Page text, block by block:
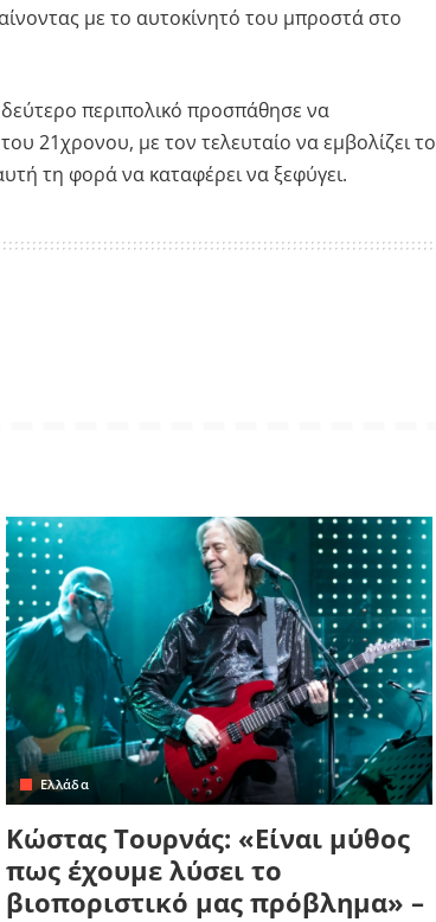
με το αυτοκίνητό του μπροστά στο
περιπολικό προσπάθησε να
21χρονου, με τον τελευταίο να εμβολίζει το
τη φορά να καταφέρει να ξεφύγει.
Ελλάδα
Κώστας Τουρνάς: «Είναι μύθος
πως έχουμε λύσει το
βιοποριστικό μας πρόβλημα» –